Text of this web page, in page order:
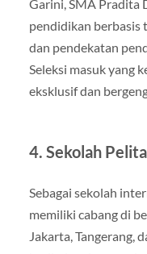
Garini, SMA Pradita
pendidikan berbasis
dan pendekatan
Seleksi masuk yang
eksklusif dan
4. Sekolah
Sebagai sekolah
memiliki cabang di
Jakarta, Tangerang,